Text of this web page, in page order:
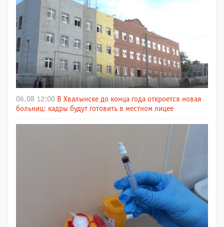
06.08 12:00 В Хвалынске до конца года откроется новая
больниц: кадры будут готовить в местном лицее